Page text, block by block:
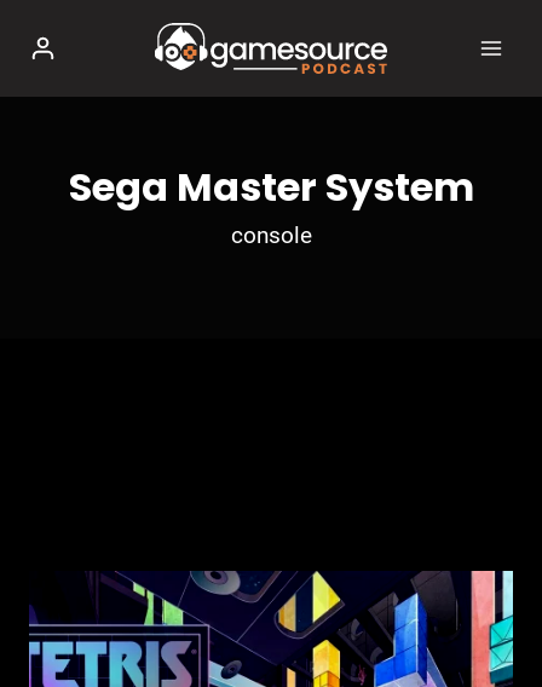
contenuto
Sega Master System
console